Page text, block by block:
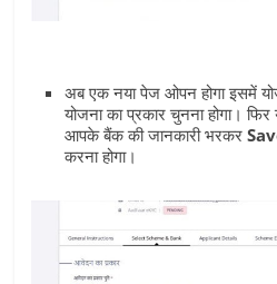
अब एक नया पेज ओपन होगा इसमें
योजना का प्रकार चुनना होगा।
आपके बैंक की जानकारी भरकर
करना होगा।